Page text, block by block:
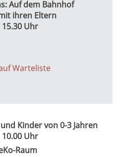
Auf dem Bahnhof
ihren Eltern
15.30 Uhr
Warteliste
Kinder von 0-3 Jahren
10.00 Uhr
Raum